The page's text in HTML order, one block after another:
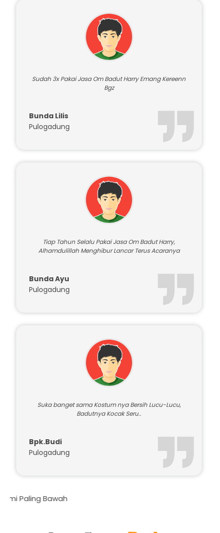
Testimoni Pelanggan
Sudah 3x Pakai Jasa Om Badut Harry Emang Kereenn
Pulogadung
Tiap Tahun Selalu Pakai Jasa Om Badut Harry,
Alhamdulillah Menghibur Lancar Terus Acaranya
Pulogadung
Suka banget sama Kostum nya Bersih Lucu-Lucu,